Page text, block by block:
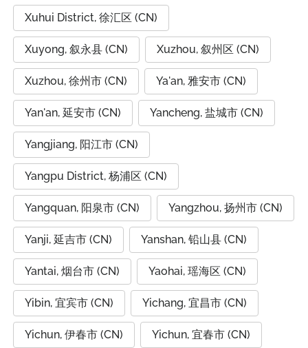
Xuhui District, 徐汇区 (CN)
Xuyong, 叙永县 (CN) Xuzhou, 叙州区 (CN)
Xuzhou, 徐州市 (CN) Ya'an, 雅安市 (CN)
Yan'an, 延安市 (CN) Yancheng, 盐城市 (CN)
Yangjiang, 阳江市 (CN)
Yangpu District, 杨浦区 (CN)
Yangquan, 阳泉市 (CN) Yangzhou, 扬州市 (CN)
Yanji, 延吉市 (CN) Yanshan, 铅山县 (CN)
Yantai, 烟台市 (CN) Yaohai, 瑶海区 (CN)
Yibin, 宜宾市 (CN) Yichang, 宜昌市 (CN)
Yichun, 伊春市 (CN) Yichun, 宜春市 (CN)